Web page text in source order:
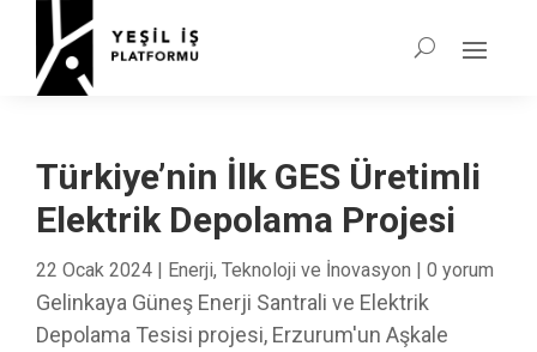
Türkiye’nin İlk GES Üretimli
Elektrik Depolama Projesi
22 Ocak 2024 | Enerji, Teknoloji ve İnovasyon | 0 yorum
Gelinkaya Güneş Enerji Santrali ve Elektrik
Depolama Tesisi projesi, Erzurum'un Aşkale